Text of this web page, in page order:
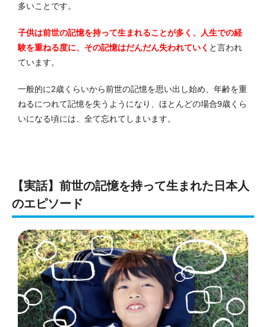
多いことです。
子供は前世の記憶を持って生まれることが多く、人生での経
験を重ねる度に、その記憶はだんだん失われていく と言われ
ています。
一般的に2歳くらいから前世の記憶を思い出し始め、年齢を重
ねるにつれて記憶を失うようになり、ほとんどの場合9歳くら
いになる頃には、全て忘れてしまいます。
【実話】前世の記憶を持って生まれた日本人
のエピソード